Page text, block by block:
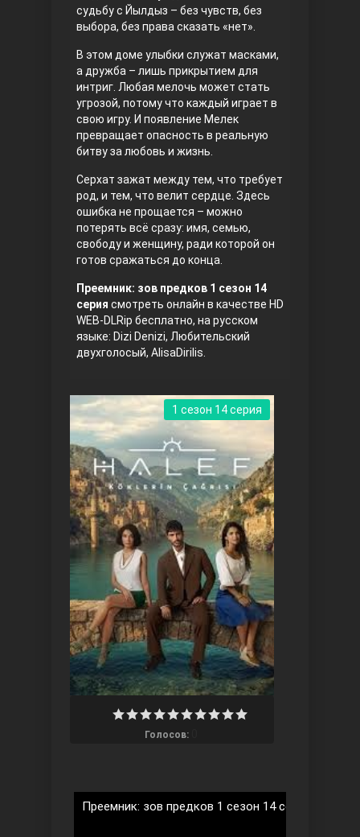
Воскресший Эртугрул
Три сестры
Ветреный холм
Ты назови
судьбу с Йылдыз – без чувств, без
выбора, без права сказать «нет».
В этом доме улыбки служат масками,
а дружба – лишь прикрытием для
интриг. Любая мелочь может стать
угрозой, потому что каждый играет в
свою игру. И появление Мелек
превращает опасность в реальную
битву за любовь и жизнь.
Серхат зажат между тем, что требует
род, и тем, что велит сердце. Здесь
ошибка не прощается – можно
потерять всё сразу: имя, семью,
свободу и женщину, ради которой он
готов сражаться до конца.
Преемник: зов предков 1 сезон 14
серия смотреть онлайн в качестве HD
WEB-DLRip бесплатно, на русском
языке: Dizi Denizi, Любительский
двухголосый, AlisaDirilis.
Голосов:
1 сезон 14 серия
Преемник: зов предков 1 сезон 14 серия на